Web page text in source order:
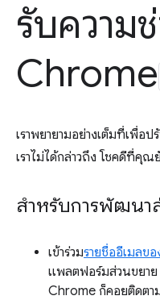
รับความ
Chrome
เราพยายามอย่างเต็มที่เพื่อ
เราไม่ได้กล่าวถึง โชคดีที่คุ
สำหรับการพัฒนา
เข้าร่วมรายชื่ออีเมลข
แพลตฟอร์มส่วนขยาย
Chrome ก็คอยติดตา